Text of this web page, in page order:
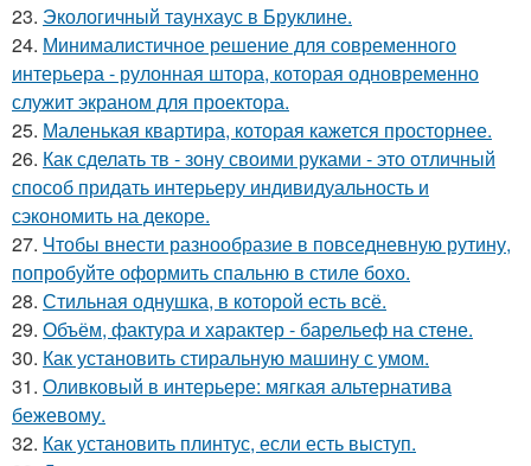
23. Экологичный таунхаус в Бруклине.
24. Минималистичное решение для современного
интерьера - рулонная штора, которая одновременно
служит экраном для проектора.
25. Маленькая квартира, которая кажется просторнее.
26. Как сделать тв - зону своими руками - это отличный
способ придать интерьеру индивидуальность и
сэкономить на декоре.
27. Чтобы внести разнообразие в повседневную рутину,
попробуйте оформить спальню в стиле бохо.
28. Стильная однушка, в которой есть всё.
29. Объём, фактура и характер - барельеф на стене.
30. Как установить стиральную машину с умом.
31. Оливковый в интерьере: мягкая альтернатива
бежевому.
32. Как установить плинтус, если есть выступ.